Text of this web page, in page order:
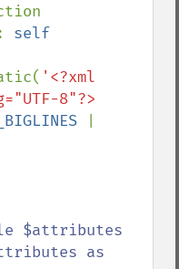
self
'<?xml
8"?>
as